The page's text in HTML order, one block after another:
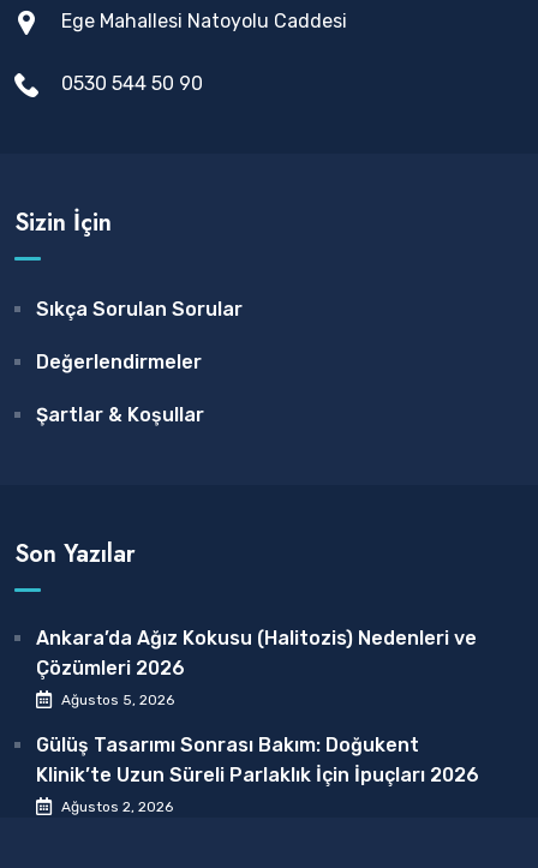
Ege Mahallesi Natoyolu Caddesi
0530 544 50 90
Sizin İçin
Sıkça Sorulan Sorular
Değerlendirmeler
Şartlar & Koşullar
Son Yazılar
Ankara’da Ağız Kokusu (Halitozis) Nedenleri ve
Çözümleri 2026
Ağustos 5, 2026
Gülüş Tasarımı Sonrası Bakım: Doğukent
Klinik’te Uzun Süreli Parlaklık İçin İpuçları 2026
Ağustos 2, 2026